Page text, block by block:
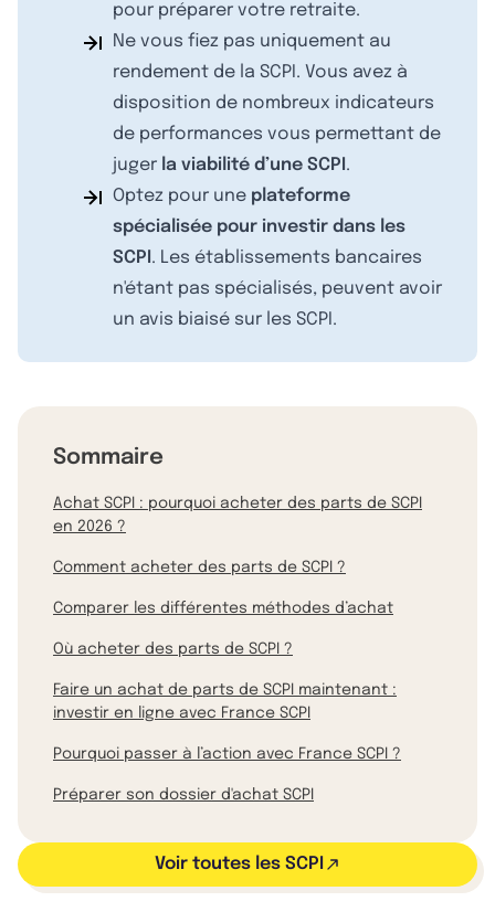
pour préparer votre retraite.
Ne vous fiez pas uniquement au
rendement de la SCPI. Vous avez à
disposition de nombreux indicateurs
de performances vous permettant de
juger la viabilité d’une SCPI .
Optez pour une plateforme
spécialisée pour investir dans les
SCPI . Les établissements bancaires
n'étant pas spécialisés, peuvent avoir
un avis biaisé sur les SCPI.
Sommaire
Achat SCPI : pourquoi acheter des parts de SCPI
en 2026 ?
Comment acheter des parts de SCPI ?
Comparer les différentes méthodes d’achat
Où acheter des parts de SCPI ?
Faire un achat de parts de SCPI maintenant :
investir en ligne avec France SCPI
Pourquoi passer à l’action avec France SCPI ?
Préparer son dossier d'achat SCPI
Voir toutes les SCPI